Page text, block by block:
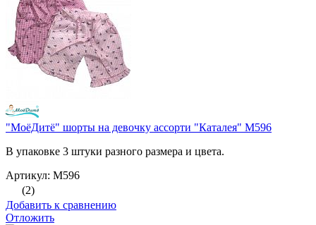
"МоёДитё" шорты на девочку ассорти "Каталея" М596
В упаковке 3 штуки разного размера и цвета.
Артикул: М596
(2)
Добавить к сравнению
Отложить